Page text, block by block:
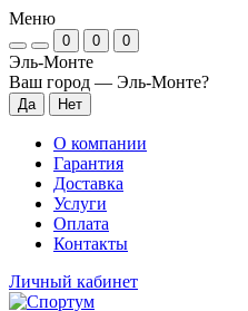
Меню
0 0 0
Эль-Монте
Ваш город — Эль-Монте?
О компании
Гарантия
Доставка
Услуги
Оплата
Контакты
Личный кабинет